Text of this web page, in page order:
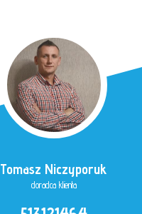
Tomasz Niczyporuk
doradca klienta